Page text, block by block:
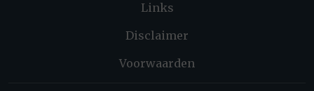
Links
Disclaimer
Voorwaarden